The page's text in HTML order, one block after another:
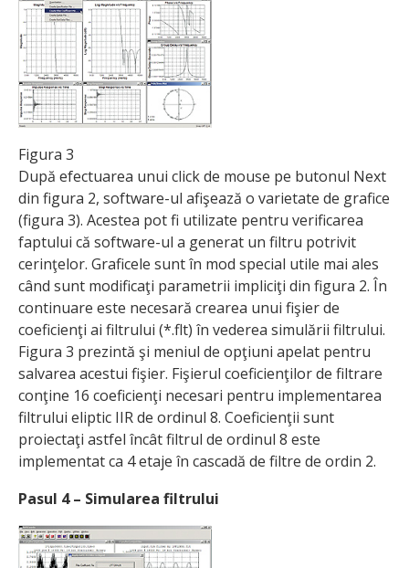
Figura 3
După efectuarea unui click de mouse pe butonul Next
din figura 2, software-ul afişează o varietate de grafice
(figura 3). Acestea pot fi utilizate pentru verificarea
faptului că software-ul a generat un filtru potrivit
cerinţelor. Graficele sunt în mod special utile mai ales
când sunt modificaţi parametrii impliciţi din figura 2. În
continuare este necesară crearea unui fişier de
coeficienţi ai filtrului (*.flt) în vederea simulării filtrului.
Figura 3 prezintă şi meniul de opţiuni apelat pentru
salvarea acestui fişier. Fişierul coeficienţilor de filtrare
conţine 16 coeficienţi necesari pentru implementarea
filtrului eliptic IIR de ordinul 8. Coeficienţii sunt
proiectaţi astfel încât filtrul de ordinul 8 este
implementat ca 4 etaje în cascadă de filtre de ordin 2.
Pasul 4 – Simularea filtrului